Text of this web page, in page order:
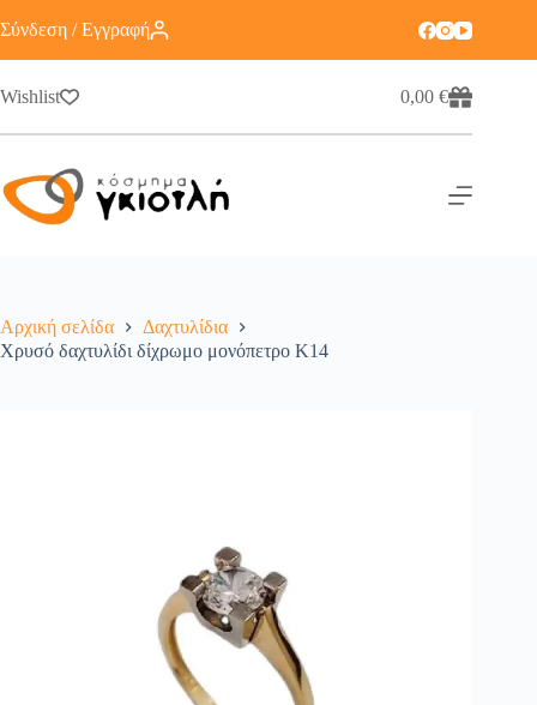
Σύνδεση / Εγγραφή
Wishlist 0,00€
Αρχική σελίδα
Δαχτυλίδια
Χρυσό δαχτυλίδι δίχρωμο μονόπετρο Κ14